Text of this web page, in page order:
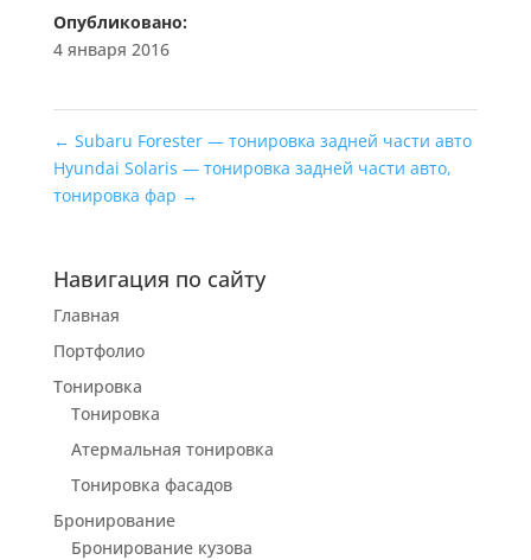
Опубликовано:
4 января 2016
← Subaru Forester — тонировка задней части авто
Hyundai Solaris — тонировка задней части авто,
тонировка фар →
Навигация по сайту
Главная
Портфолио
Тонировка
Тонировка
Атермальная тонировка
Тонировка фасадов
Бронирование
Бронирование кузова